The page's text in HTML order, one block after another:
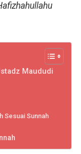
Maududi
Sesuai Sunnah